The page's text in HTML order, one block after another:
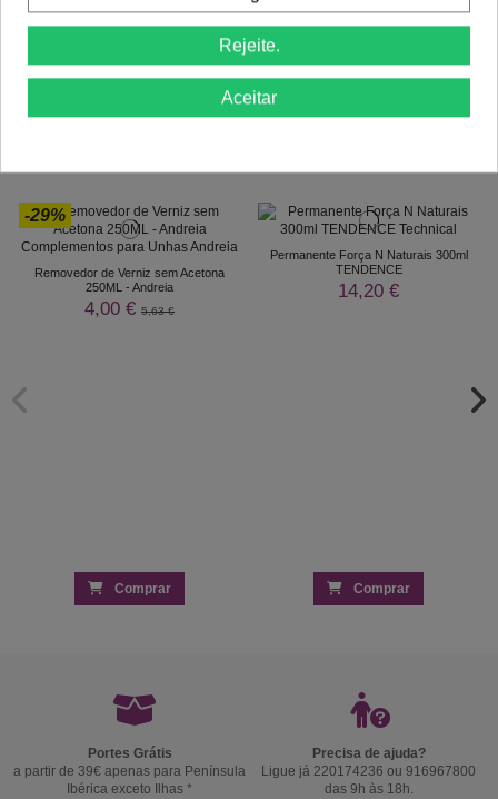
-29%
Removedor de Verniz sem Acetona
250ML - Andreia
4,00 € 5,63 €
Comprar
Permanente Força N Naturais 300ml
TENDENCE
14,20 €
Comprar
Portes Grátis
a partir de 39€ apenas para Península
Ibérica exceto Ilhas *
Precisa de ajuda?
Ligue já 220174236 ou 916967800
das 9h às 18h.
Rejeite.
Aceitar